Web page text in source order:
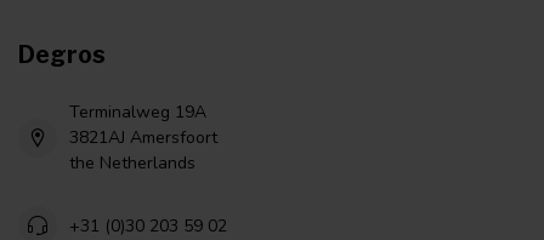
Degros
Terminalweg 19A
3821AJ Amersfoort
the Netherlands
+31 (0)30 203 59 02